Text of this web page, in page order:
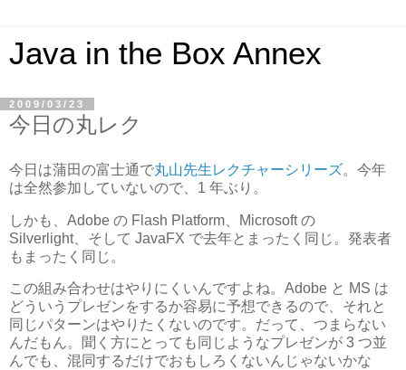
Java in the Box Annex
2009/03/23
今日の丸レク
今日は蒲田の富士通で丸山先生レクチャーシリーズ。今年
は全然参加していないので、1 年ぶり。
しかも、Adobe の Flash Platform、Microsoft の
Silverlight、そして JavaFX で去年とまったく同じ。発表者
もまったく同じ。
この組み合わせはやりにくいんですよね。Adobe と MS は
どういうプレゼンをするか容易に予想できるので、それと
同じパターンはやりたくないのです。だって、つまらない
んだもん。聞く方にとっても同じようなプレゼンが 3 つ並
んでも、混同するだけでおもしろくないんじゃないかな